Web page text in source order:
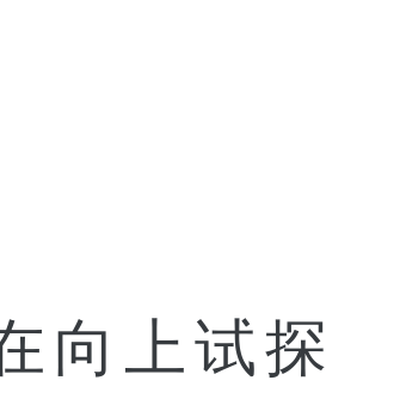
向上试探